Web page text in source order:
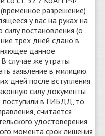
разрешение)
у вас на руках на
постановления (о
трёх дней сдано в
данное
случае же утраты
заявление в милицию.
дней после вступления
силу документы
поступили в ГИБДД, то
считается
удостоверения
момента срок лишения